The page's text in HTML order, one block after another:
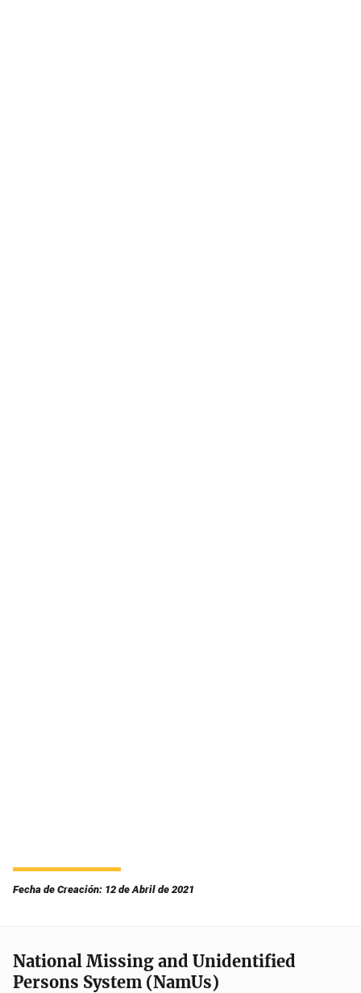
Fecha de Creación: 12 de Abril de 2021
National Missing and Unidentified
Persons System (NamUs)